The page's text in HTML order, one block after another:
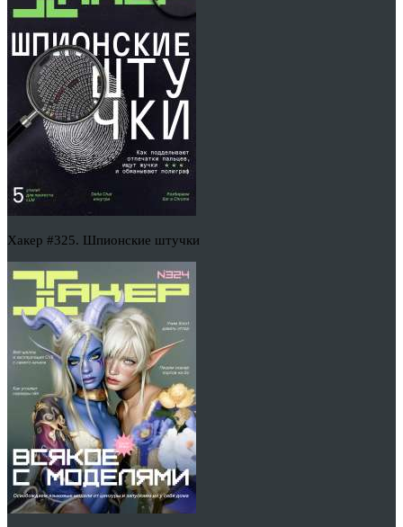
Хакер #325. Шпионские штучки